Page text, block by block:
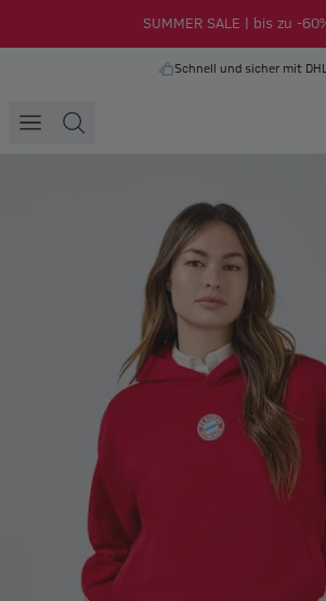
SUMMER SALE | bis zu -
Schnell und sicher mit